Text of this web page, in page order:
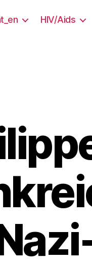
HIV/Aids